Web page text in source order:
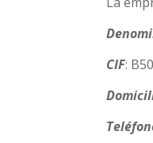
CIF: